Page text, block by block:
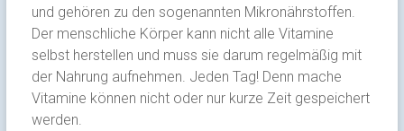
und gehören zu den sogenannten Mikronährstoffen.
Der menschliche Körper kann nicht alle Vitamine
selbst herstellen und muss sie darum regelmäßig mit
der Nahrung aufnehmen. Jeden Tag! Denn mache
Vitamine können nicht oder nur kurze Zeit gespeichert
werden.